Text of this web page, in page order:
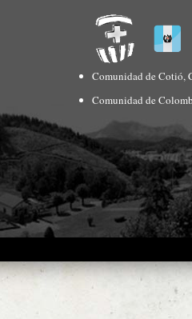
Comunidad de Cotió,
Comunidad de